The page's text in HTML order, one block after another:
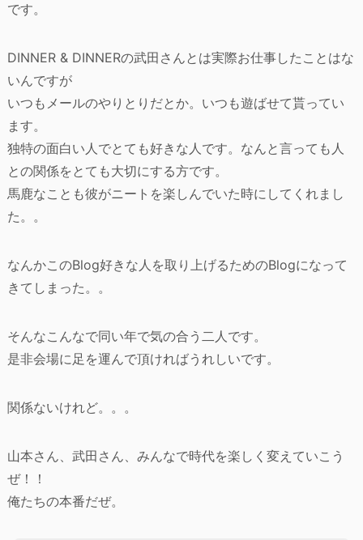
です。
DINNER & DINNERの武田さんとは実際お仕事したことはな
いんですが
いつもメールのやりとりだとか。いつも遊ばせて貰ってい
ます。
独特の面白い人でとても好きな人です。なんと言っても人
との関係をとても大切にする方です。
馬鹿なことも彼がニートを楽しんでいた時にしてくれまし
た。。
なんかこのBlog好きな人を取り上げるためのBlogになって
きてしまった。。
そんなこんなで同い年で気の合う二人です。
是非会場に足を運んで頂ければうれしいです。
関係ないけれど。。。
山本さん、武田さん、みんなで時代を楽しく変えていこう
ぜ！！
俺たちの本番だぜ。